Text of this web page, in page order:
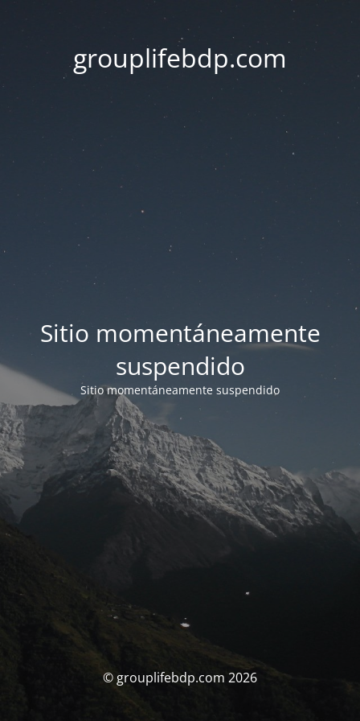
grouplifebdp.com
Sitio momentáneamente
suspendido
Sitio momentáneamente suspendido
© grouplifebdp.com 2026